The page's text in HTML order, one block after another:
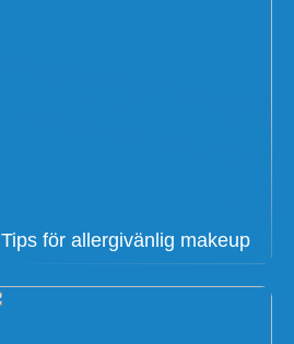
Tips för allergivänlig makeup